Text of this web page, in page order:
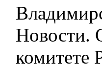
Новости.
комитете